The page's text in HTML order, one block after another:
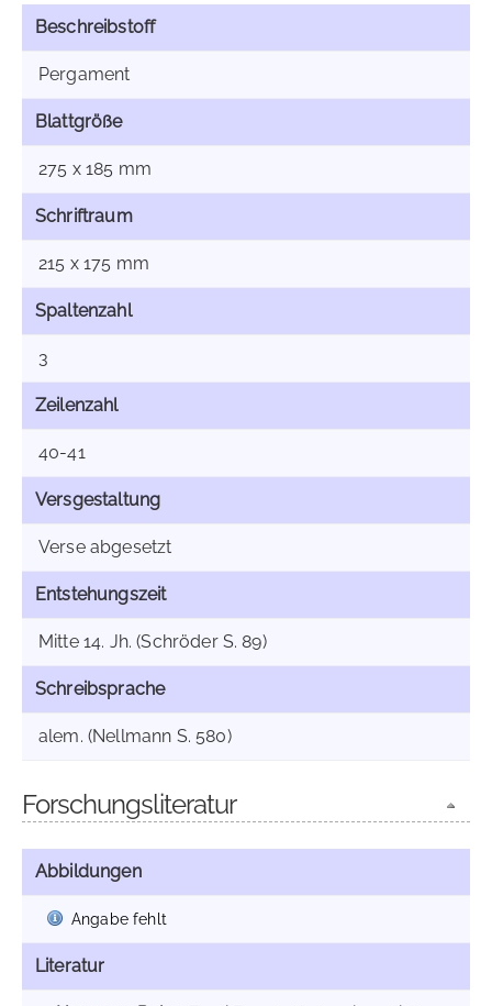
Beschreibstoff
Pergament
Blattgröße
275 x 185 mm
Schriftraum
215 x 175 mm
Spaltenzahl
3
Zeilenzahl
40-41
Versgestaltung
Verse abgesetzt
Entstehungszeit
Mitte 14. Jh. (Schröder S. 89)
Schreibsprache
alem. (Nellmann S. 580)
Forschungsliteratur
Abbildungen
Angabe fehlt
Literatur